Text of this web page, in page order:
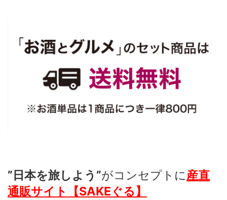
”日本を旅しよう”がコンセプトに産直
通販サイト【SAKEぐる】